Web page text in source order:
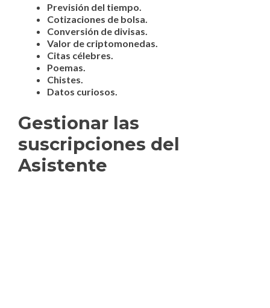
Previsión del tiempo.
Cotizaciones de bolsa.
Conversión de divisas.
Valor de criptomonedas.
Citas célebres.
Poemas.
Chistes.
Datos curiosos.
Gestionar las
suscripciones del
Asistente